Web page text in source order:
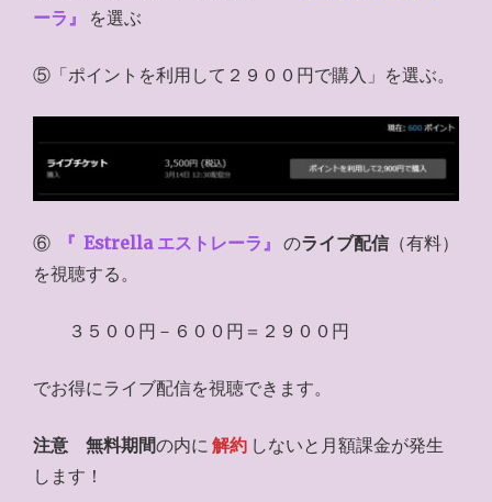
ーラ』
を選ぶ
⑤「ポイントを利用して２９００円で購入」を選ぶ。
⑥ 『 Estrella エストレーラ』 のライブ配信（有料）
を視聴する。
３５００円－６００円＝２９００円
でお得にライブ配信を視聴できます。
注意 無料期間の内に 解約 しないと月額課金が発生
します！